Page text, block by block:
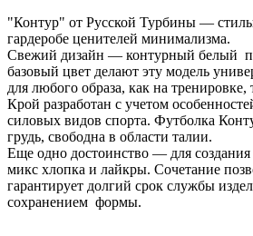
"Контур" от Русской Турбины —
гардеробе ценителей минимализма.
Свежий дизайн — контурный белый
базовый цвет делают эту модель
для любого образа, как на тренировке,
Крой разработан с учетом
силовых видов спорта. Футболка
грудь, свободна в области талии.
Еще одно достоинство — для создания
микс хлопка и лайкры. Сочетание
гарантирует долгий срок службы
сохранением формы.